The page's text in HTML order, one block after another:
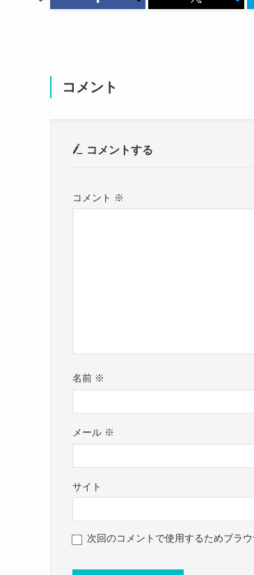
この投稿をInstagramで見る
https://x.com/kinuiaika
https://www.instagram.com/
絹井愛佳さんは2024年3月に高校を
年齢もまだ19歳ということもあり、
10代だとまだ早い気
では、絹井愛佳さんはどんな性格な
絹井愛佳さんは元気でかなり明るいタ
絹井愛佳さんは自らの性格について
今は元気でうるさいキャラな
始まるまでは学校に一番乗り
グラスガール
今の絹井愛佳さんを見ると見当もつ
めちゃくちゃ綺麗ですね！
10代と思えないくらいの色気が感じら
コメント
コメントする
コメント ※
名前 ※
メール ※
サイト
次回のコメントで使用するためブラ